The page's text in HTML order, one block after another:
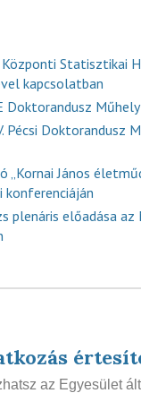
Statisztikai
kapcsolatban
Doktorandusz
Pécsi Doktorandusz
„Kornai János
konferenciáján
plenáris előadása az
az Egyesület